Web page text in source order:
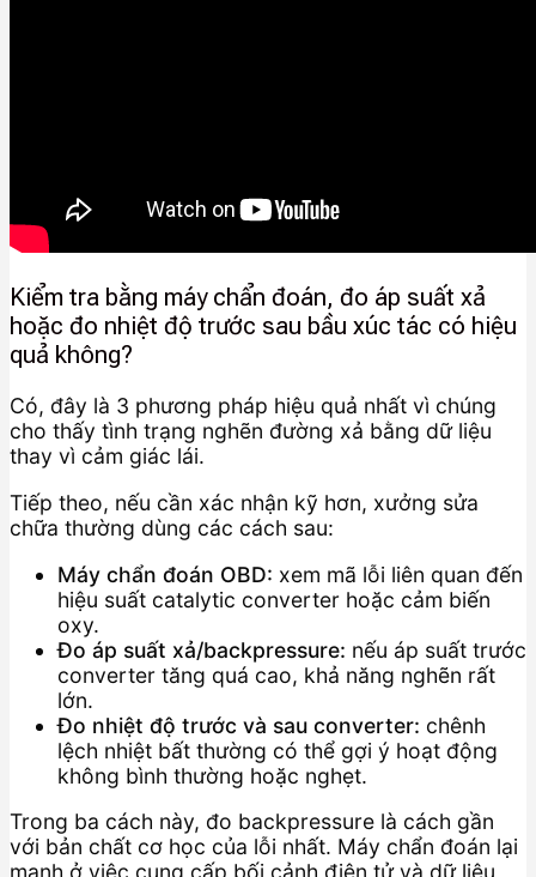
Kiểm tra bằng máy chẩn đoán, đo áp suất xả
hoặc đo nhiệt độ trước sau bầu xúc tác có hiệu
quả không?
Có, đây là 3 phương pháp hiệu quả nhất vì chúng
cho thấy tình trạng nghẽn đường xả bằng dữ liệu
thay vì cảm giác lái.
Tiếp theo, nếu cần xác nhận kỹ hơn, xưởng sửa
chữa thường dùng các cách sau:
Máy chẩn đoán OBD: xem mã lỗi liên quan đến
hiệu suất catalytic converter hoặc cảm biến
oxy.
Đo áp suất xả/backpressure: nếu áp suất trước
converter tăng quá cao, khả năng nghẽn rất
lớn.
Đo nhiệt độ trước và sau converter: chênh
lệch nhiệt bất thường có thể gợi ý hoạt động
không bình thường hoặc nghẹt.
Trong ba cách này, đo backpressure là cách gần
với bản chất cơ học của lỗi nhất. Máy chẩn đoán lại
mạnh ở việc cung cấp bối cảnh điện tử và dữ liệu